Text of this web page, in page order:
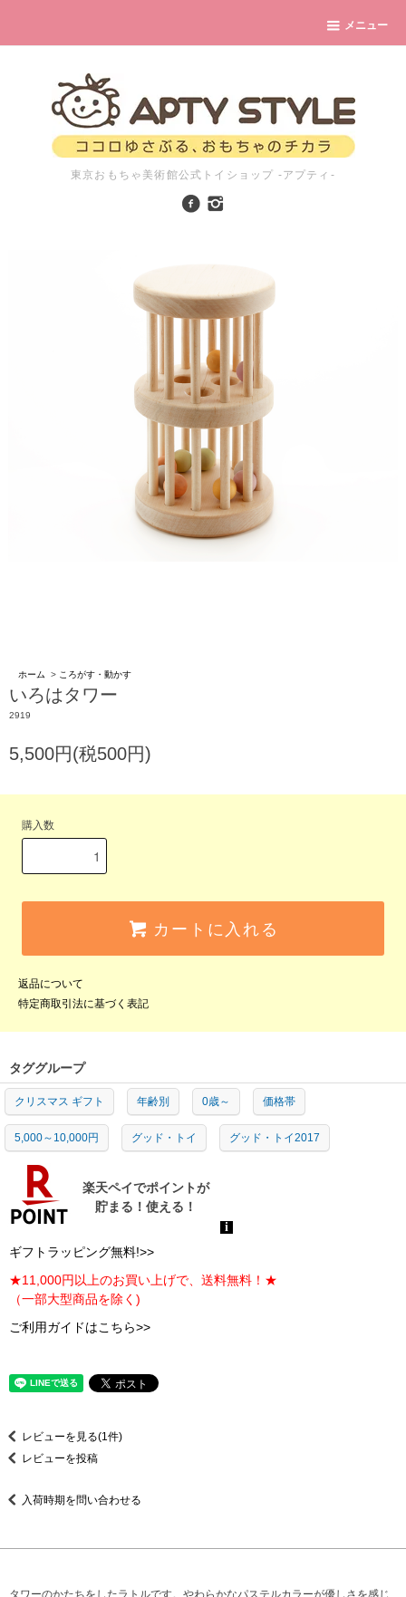
メニュー
東京おもちゃ美術館公式トイショップ -アプティ-
ホーム > ころがす・動かす
いろはタワー
2919
5,500円(税500円)
購入数
カートに入れる
返品について
特定商取引法に基づく表記
タググループ
クリスマス ギフト 年齢別 0歳～ 価格帯
5,000～10,000円 グッド・トイ グッド・トイ2017
ギフトラッピング無料!>>
★11,000円以上のお買い上げで、送料無料！★
（一部大型商品を除く)
ご利用ガイドはこちら>>
レビューを見る(1件)
レビューを投稿
入荷時期を問い合わせる
タワーのかたちをしたラトルです。やわらかなパステルカラーが優しさを感じ